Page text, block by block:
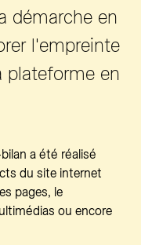
démarche en
l'empreinte
plateforme en
a été réalisé
du site internet
pages, le
ou encore